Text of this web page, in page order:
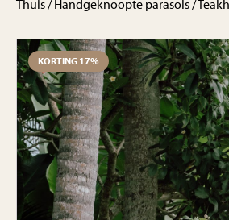
Thuis/Handgeknoopte parasols/
KORTING 17%